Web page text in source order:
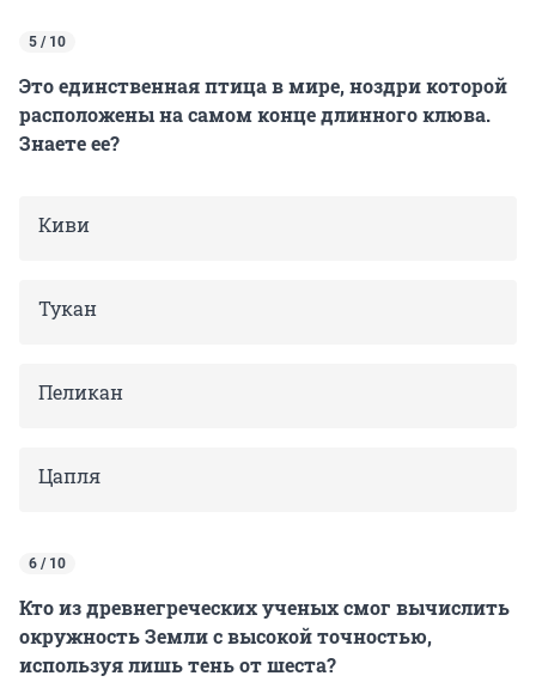
5 / 10
Это единственная птица в мире, ноздри которой
расположены на самом конце длинного клюва.
Знаете ее?
Киви
Тукан
Пеликан
Цапля
6 / 10
Кто из древнегреческих ученых смог вычислить
окружность Земли с высокой точностью,
используя лишь тень от шеста?